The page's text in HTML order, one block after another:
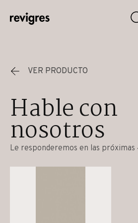
Saltar al contenido principal
VER PRODUCTO
Hable con
nosotros
Le responderemos en las próximas